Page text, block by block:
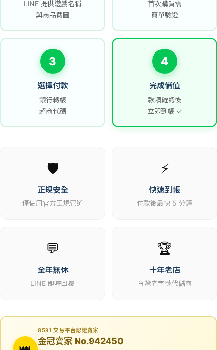
LINE 提供遊戲名稱
與商品截圖
首次購買需
簡單驗證
3
選擇付款
銀行轉帳
超商代碼
4
完成儲值
款項確認後
立即到帳 ✓
🛡️
正規安全
僅使用官方正規管道
⚡
快速到帳
付款後最快 5 分鐘
💬
全年無休
LINE 即時回覆
🏆
十年老店
台灣老字號代儲商
8591 交易平台認證賣家
金冠賣家 No.942450